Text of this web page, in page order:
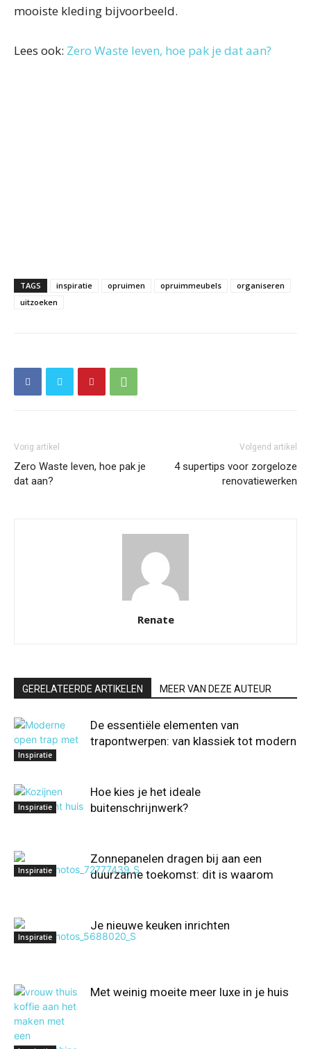
mooiste kleding bijvoorbeeld.
Lees ook: Zero Waste leven, hoe pak je dat aan?
TAGS inspiratie opruimen opruimmeubels
organiseren
uitzoeken
Vorig artikel
Zero Waste leven, hoe pak je
dat aan?
Volgend artikel
4 supertips voor zorgeloze
renovatiewerken
Renate
GERELATEERDE ARTIKELEN MEER VAN DEZE AUTEUR
Inspiratie
De essentiële elementen van
trapontwerpen: van klassiek tot modern
Inspiratie
Hoe kies je het ideale
buitenschrijnwerk?
Inspiratie
Zonnepanelen dragen bij aan een
duurzame toekomst: dit is waarom
Inspiratie
Je nieuwe keuken inrichten
Met weinig moeite meer luxe in je huis